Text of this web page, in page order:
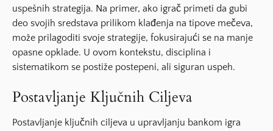
uspešnih strategija. Na primer, ako igrač primeti da gubi
deo svojih sredstava prilikom klađenja na tipove mečeva,
može prilagoditi svoje strategije, fokusirajući se na manje
opasne opklade. U ovom kontekstu, disciplina i
sistematikom se postiže postepeni, ali siguran uspeh.
Postavljanje Ključnih Ciljeva
Postavljanje ključnih ciljeva u upravljanju bankom igra